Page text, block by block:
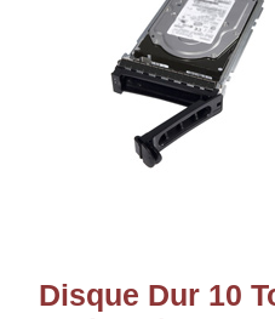
Disque Dur 10